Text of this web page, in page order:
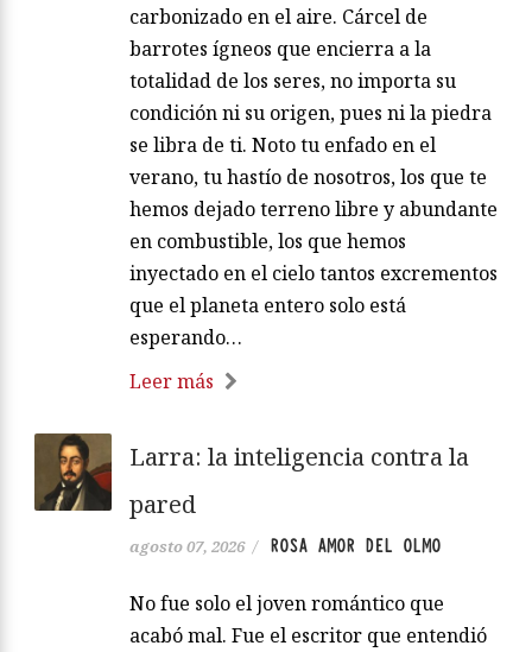
carbonizado en el aire. Cárcel de
barrotes ígneos que encierra a la
totalidad de los seres, no importa su
condición ni su origen, pues ni la piedra
se libra de ti. Noto tu enfado en el
verano, tu hastío de nosotros, los que te
hemos dejado terreno libre y abundante
en combustible, los que hemos
inyectado en el cielo tantos excrementos
que el planeta entero solo está
esperando…
Leer más
Larra: la inteligencia contra la
pared
agosto 07, 2026 / ROSA AMOR DEL OLMO
No fue solo el joven romántico que
acabó mal. Fue el escritor que entendió